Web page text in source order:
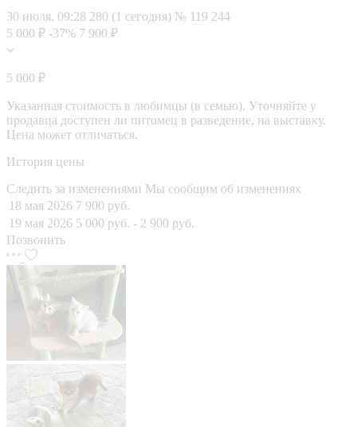
30 июля, 09:28 280 (1 сегодня) № 119 244
5 000 ₽ -37% 7 900 ₽
5 000 ₽
Указанная стоимость в любимцы (в семью). Уточняйте у
продавца доступен ли питомец в разведение, на выставку.
Цена может отличаться.
История цены
Следить за изменениями Мы сообщим об изменениях
18 мая 2026 7 900 руб.
19 мая 2026 5 000 руб. - 2 900 руб.
Позвонить